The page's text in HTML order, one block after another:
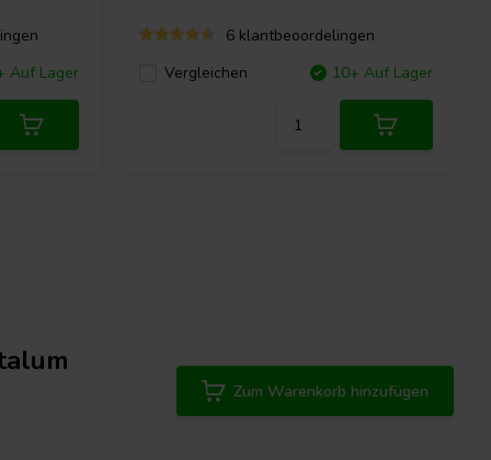
Auf Lager
6 klantbeoordelingen
Vergleichen
10+ Auf Lager
Zum Warenkorb hinzufügen